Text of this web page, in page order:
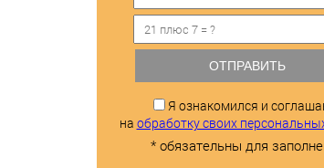
ОТПРАВИТЬ
Я ознакомился и
на обработку своих
* обязательны для